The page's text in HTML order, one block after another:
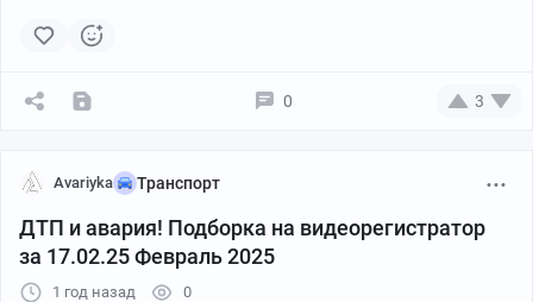
0 3
Avariyka Транспорт
ДТП и авария! Подборка на видеорегистратор
за 17.02.25 Февраль 2025
1 год назад 0